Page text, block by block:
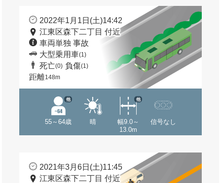
2022年1月1日(土)14:42
江東区森下二丁目 付近
車両単独 事故
大型乗用車(1)
死亡(0) 負傷(1)
距離148m
55～64歳
他
晴
幅9.0～
13.0m
他
信号なし
2021年3月6日(土)11:45
江東区森下二丁目 付近